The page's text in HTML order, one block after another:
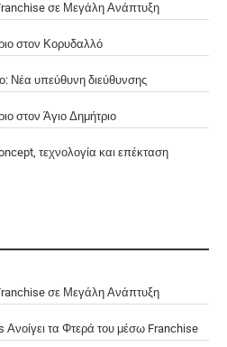
σε Μεγάλη Ανάπτυξη
στον Κορυδαλλό
υπεύθυνη διεύθυνσης
στον Άγιο Δημήτριο
τεχνολογία και επέκταση
σε Μεγάλη Ανάπτυξη
τα Φτερά του μέσω Franchise